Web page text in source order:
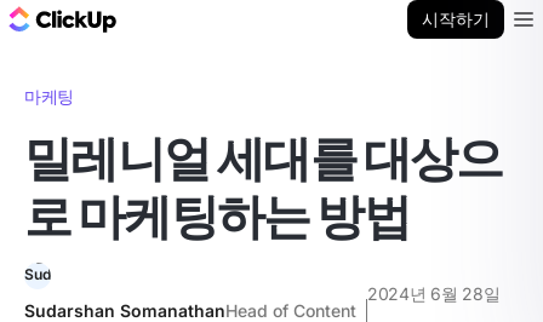
시작하기
마케팅
밀레니얼 세대를 대상으
로 마케팅하는 방법
Sudarshan SomanathanHead of Content
2024년 6월 28일